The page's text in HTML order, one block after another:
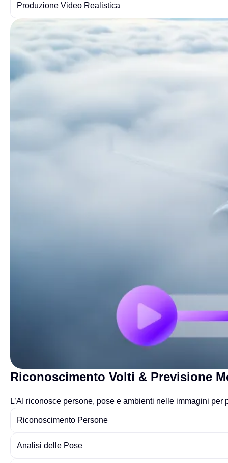
Produzione Video Realistica
Riconoscimento Volti & Previsione
L’AI riconosce persone, pose e ambienti nelle immagini
Riconoscimento Persone
Analisi delle Pose